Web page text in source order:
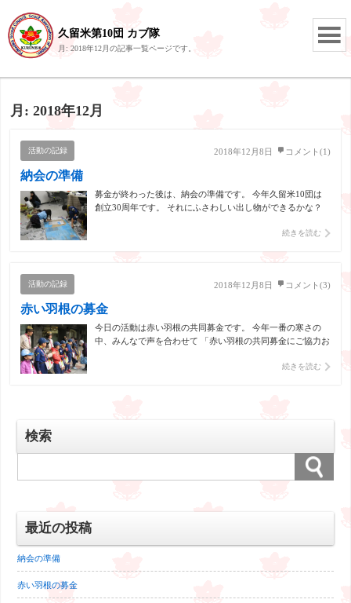
久留米第10団 カブ隊
月: 2018年12月の記事一覧ページです。
月:2018年12月
活動の記録 2018年12月8日 コメント(1)
納会の準備
募金が終わった後は、納会の準備です。 今年久留米10団は
創立30周年です。 それにふさわしい出し物ができるかな？
続きを読む
活動の記録 2018年12月8日 コメント(3)
赤い羽根の募金
今日の活動は赤い羽根の共同募金です。 今年一番の寒さの
中、みんなで声を合わせて 「赤い羽根の共同募金にご協力お
す。 途中からくるっぱが応援に来てくれました。 くるっぱ
続きを読む
検索
最近の投稿
納会の準備
赤い羽根の募金